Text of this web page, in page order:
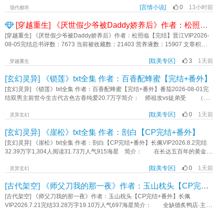
那夜星河璀璨，月明千里，沈未坐在我身边，为我斟了杯酒，问我： 你可曾
有过喜欢的人？ 我微微怔住，旋即袖内寒芒一闪，同他笑道： 曾有。你
呢？ 他听后，许久不语，久到我就要错过时机。 数月来我一直在等这样
绝好的机会。 拔刀出鞘时，他忽然莞尔，仰头饮尽一杯酒，平静道： 不
曾。 ＃你是我此生的无妄之疾，无需医药，便已大幸大喜。 内容标
签： 宫廷侯爵 江湖 情有独钟 破镜重圆 天作之合 复仇虐渣 主角视角高逐晓
（字天迎）宋千山（字扶云）配角杜万皋曲静幽 其它：尧天，大徵，即
皋 一句话简介：我那诈死的师兄回门了。 立意：人生如逆旅，我亦是行
人《寻剑三觉》作者：担一
人在夏季午后的阵雨里干过架，也在夜晚闷热的小楼阳台，一起拥抱着流过
始人。 商务饭局意外重逢，两人都说不认识对方。人物设定：女主夏昙：热
辣小老板男主李复严：闷骚伪冰山标签：言情小说 现代言情 相爱相杀 破镜重圆
市井生活 追妻火葬场 熟男熟女《过路雨》作者：叶不洗
现代都市 [言情小说] 0 13小时前
[穿越重生] 《厌世假少爷被Daddy娇养后》作者：松照临【完结】
[穿越重生] 《厌世假少爷被Daddy娇养后》作者：松照临【完结】晋江VIP2026-
08-05完结总书评数：7673 当前被收藏数：21403 营养液数：15907 文章积分：
漪离家出走过两次。 第一次，池漪被人发现是鸠占鹊巢的假少爷。 宅斗
对象的管教，逃离了对方的大别墅。 * 池漪的联姻对象，薄引鹤——池家
的商业合作伙伴，沉稳冷静，深不可测，英俊多金。 从任何角度来看，他都
是个完美的结婚对象。 唯一的问题就是，池漪从小到大都叫他“薄叔叔”。
抵达薄家的那天，池漪站在门口，不知道该怎么称呼这位比他成熟太多的丈
这声薄叔叔。 此后两年，他们朝夕相处，却从未越界。 薄引鹤为人克
制，虽然管池漪管得很严，但似乎只是把池漪当小辈照顾。 * 直到某天，
池家发现池漪是抱错的假少爷，寻回了真少爷，将池漪扫地出门。 薄引鹤却
看，但他也有很多缺点。 比如，不够体贴。 池漪只是在放满水的浴缸里
如，不够大度。 池漪只是喝了几瓶粮食发酵的果汁，薄引鹤就把酒窖全都搬
走了，还打他屁股。 再再比如，不够沉稳。 池漪只是坐在天台上吹吹
风，薄引鹤就让人在楼下铺了救生垫，一边谨慎地靠近，一边让池漪回头看
穿越重生 [耽美专区] 3 1天前
[玄幻灵异] 《锁莲》txt全集 作者：百香配蜂蜜【完结+番外】
[玄幻灵异] 《锁莲》txt全集 作者：百香配蜂蜜【完结+番外】番茄2026-08-01完
结双男主前世今生古代古色古香纯爱20.7万字简介： 师祖攻vs徒弟受 （徒
青莲 宋青玉背着全宗门所有人，和师祖厮混在了一起 师祖不像师尊那
的铁链 宋青玉前世是天地初开时长出的一株青莲，蒙受神明日夜照顾，才得
以开化修炼，后来混沌降临，他吸收浊气，逐渐生出七情六欲，化作人形，口吐
人言。 可有一天他被神明剖去莲心，痛苦死去。 洛水秋是上古神明，引
青莲生**水，杏出墙头。 没有了莲心，应该不会再生私情。 攻受控慎
牢牢锁在身边，即便爱恨丛生 并无家暴暴力情节，双洁，he《锁莲》作者：
百香配蜂蜜
灵异玄幻 [耽美专区] 0 1天前
[玄幻灵异] 《崖松》txt全集 作者：剖白【CP完结+番外】
[玄幻灵异] 《崖松》txt全集 作者：剖白【CP完结+番外】长佩VIP2026.8.2完结
32.39万字1,304人阅读31.73万人气915海星 简介： 在长达五百年的黄金年
大财富的末瀑遗迹之中涌出，后来人们发现，只有从末瀑中取出的法器能够斩杀
———— 上仙界名门周家出身的符阵师周无因被八门庭会一纸调令书遣往地
坤界的末瀑前线昆仑，并作为末瀑神兵封神剑的燃料奉献此生。 被迫失去修
为和地位的周无因在与封神剑的操控者裴澜雪同行期间，对裴澜雪的身份产生了
灵异玄幻 [耽美专区] 0 1天前
[古代架空] 《师父刀我的那一夜》作者：玉山枕头【CP完结+番外】
[古代架空] 《师父刀我的那一夜》作者：玉山枕头【CP完结+番外】长佩
VIP2026.7.21完结33.28万字19.10万人气697海星简介： 全缺德炙鸭店·主理